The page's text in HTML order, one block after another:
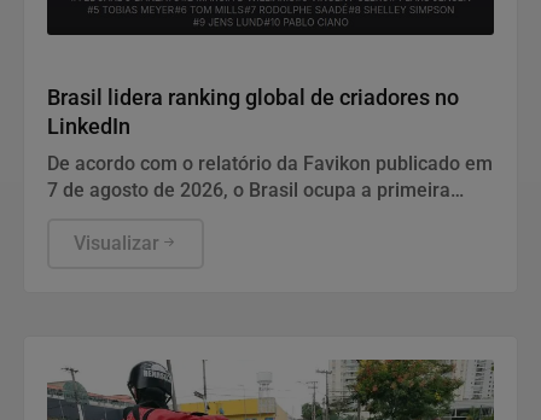
Brasil lidera ranking global de criadores no
LinkedIn
De acordo com o relatório da Favikon publicado em
7 de agosto de 2026, o Brasil ocupa a primeira
conteúdo em Supply Chain & Logística no LinkedIn,
medir influência.
Visualizar